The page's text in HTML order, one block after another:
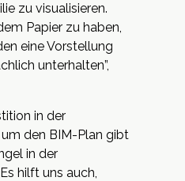
zu visualisieren.
Papier zu haben,
eine Vorstellung
unterhalten”,
in der
den BIM-Plan gibt
in der
hilft uns auch,